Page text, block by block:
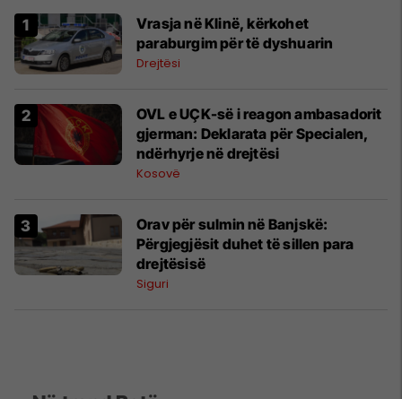
Vrasja në Klinë, kërkohet
paraburgim për të dyshuarin
Drejtësi
OVL e UÇK-së i reagon ambasadorit
gjerman: Deklarata për Specialen,
ndërhyrje në drejtësi
Kosovë
Orav për sulmin në Banjskë:
Përgjegjësit duhet të sillen para
drejtësisë
Siguri